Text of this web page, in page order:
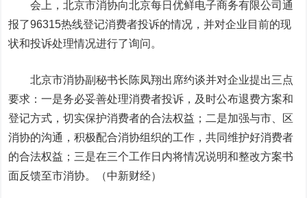
会上，北京市消协向北京每日优鲜电子商务有限公司通
报了96315热线登记消费者投诉的情况，并对企业目前的现
状和投诉处理情况进行了询问。
北京市消协副秘书长陈凤翔出席约谈并对企业提出三点
要求：一是务必妥善处理消费者投诉，及时公布退费方案和
登记方式，切实保护消费者的合法权益；二是加强与市、区
消协的沟通，积极配合消协组织的工作，共同维护好消费者
的合法权益；三是在三个工作日内将情况说明和整改方案书
面反馈至市消协。（中新财经）